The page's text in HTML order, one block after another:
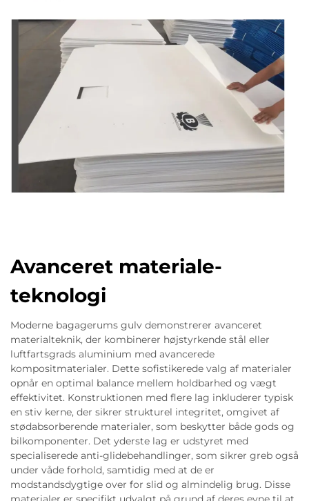
Avanceret materiale-
teknologi
Moderne bagagerums gulv demonstrerer avanceret
materialteknik, der kombinerer højstyrkende stål eller
luftfartsgrads aluminium med avancerede
kompositmaterialer. Dette sofistikerede valg af materialer
opnår en optimal balance mellem holdbarhed og vægt
effektivitet. Konstruktionen med flere lag inkluderer typisk
en stiv kerne, der sikrer strukturel integritet, omgivet af
stødabsorberende materialer, som beskytter både gods og
bilkomponenter. Det yderste lag er udstyret med
specialiserede anti-glidebehandlinger, som sikrer greb også
under våde forhold, samtidig med at de er
modstandsdygtige over for slid og almindelig brug. Disse